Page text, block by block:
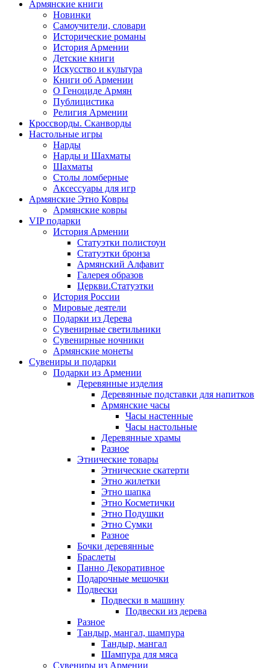
Армянские книги
Новинки
Самоучители, словари
Исторические романы
История Армении
Детские книги
Иcкусство и культура
Книги об Армении
О Геноциде Армян
Публицистика
Религия Армении
Кроссворды. Сканворды
Настольные игры
Нарды
Нарды и Шахматы
Шахматы
Столы ломберные
Аксессуары для игр
Армянские Этно Ковры
Армянские ковры
VIP подарки
История Армении
Статуэтки полистоун
Статуэтки бронза
Армянский Алфавит
Галерея образов
Церкви.Статуэтки
История России
Мировые деятели
Подарки из Дерева
Сувенирные светильники
Сувенирные ночники
Армянские монеты
Сувениры и подарки
Подарки из Армении
Деревянные изделия
Деревянные подставки для напитков
Армянские часы
Часы настенные
Часы настольные
Деревянные храмы
Разное
Этнические товары
Этнические скатерти
Этно жилетки
Этно шапка
Этно Косметички
Этно Подушки
Этно Сумки
Разное
Бочки деревянные
Браслеты
Панно Декоративное
Подарочные мешочки
Подвески
Подвески в машину
Подвески из дерева
Разное
Тандыр, мангал, шампура
Тандыр, мангал
Шампура для мяса
Сувениры из Армении